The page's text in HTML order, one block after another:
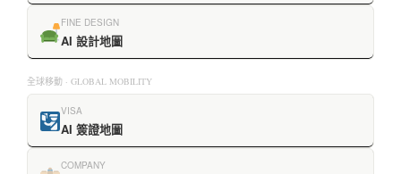
FINE DESIGN
AI 設計地圖
全球移動 · GLOBAL MOBILITY
VISA
AI 簽證地圖
COMPANY